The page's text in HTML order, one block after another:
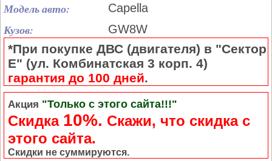
Модель авто: Capella
Кузов: GW8W
*При покупке ДВС (двигателя) в "Сектор
Е" (ул. Комбинатская 3 корп. 4)
гарантия до 100 дней.
Акция "Только с этого сайта!!!"
Скидка 10%. Cкажи, что скидка с
этого сайта.
Скидки не суммируются.